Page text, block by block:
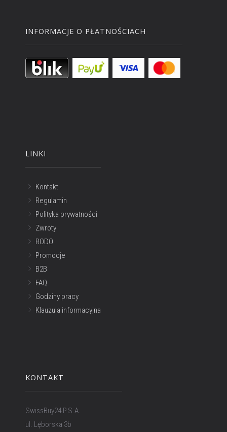
INFORMACJE O PŁATNOŚCIACH
LINKI
Kontakt
Regulamin
Polityka prywatności
Zwroty
RODO
Promocje
B2B
FAQ
Godziny pracy
Klauzula informacyjna
KONTAKT
SwissBuy24 P.S.A.
ul. Lęborska 3b